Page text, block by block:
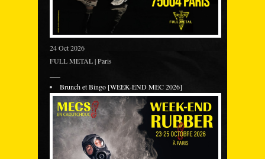
24 Oct 2026
FULL METAL | Paris
Brunch et Bingo [WEEK-END MEC 2026]